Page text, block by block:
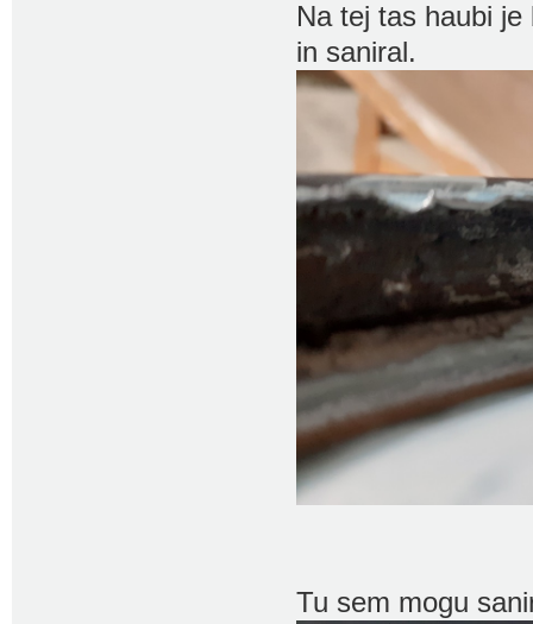
Na tej tas haubi
in saniral.
Tu sem mogu